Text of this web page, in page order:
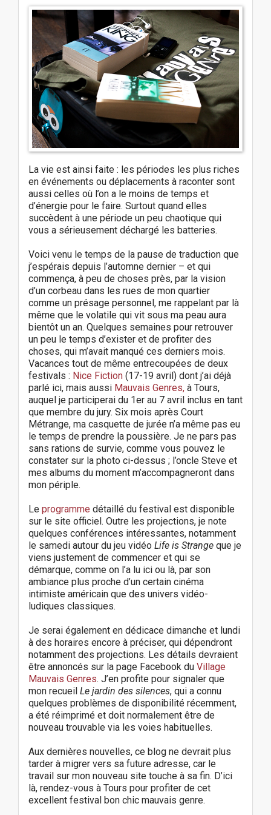
La vie est ainsi faite : les périodes les plus riches
en événements ou déplacements à raconter sont
aussi celles où l’on a le moins de temps et
d’énergie pour le faire. Surtout quand elles
succèdent à une période un peu chaotique qui
vous a sérieusement déchargé les batteries.
Voici venu le temps de la pause de traduction que
j’espérais depuis l’automne dernier – et qui
commença, à peu de choses près, par la vision
d’un corbeau dans les rues de mon quartier
comme un présage personnel, me rappelant par là
même que le volatile qui vit sous ma peau aura
bientôt un an. Quelques semaines pour retrouver
un peu le temps d’exister et de profiter des
choses, qui m’avait manqué ces derniers mois.
Vacances tout de même entrecoupées de deux
festivals : Nice Fiction (17-19 avril) dont j’ai déjà
parlé ici, mais aussi Mauvais Genres, à Tours,
auquel je participerai du 1er au 7 avril inclus en tant
que membre du jury. Six mois après Court
Métrange, ma casquette de jurée n’a même pas eu
le temps de prendre la poussière. Je ne pars pas
sans rations de survie, comme vous pouvez le
constater sur la photo ci-dessus ; l’oncle Steve et
mes albums du moment m’accompagneront dans
mon périple.
Le programme détaillé du festival est disponible
sur le site officiel. Outre les projections, je note
quelques conférences intéressantes, notamment
le samedi autour du jeu vidéo Life is Strange que je
viens justement de commencer et qui se
démarque, comme on l’a lu ici ou là, par son
ambiance plus proche d’un certain cinéma
intimiste américain que des univers vidéo-
ludiques classiques.
Je serai également en dédicace dimanche et lundi
à des horaires encore à préciser, qui dépendront
notamment des projections. Les détails devraient
être annoncés sur la page Facebook du Village
Mauvais Genres. J’en profite pour signaler que
mon recueil Le jardin des silences, qui a connu
quelques problèmes de disponibilité récemment,
a été réimprimé et doit normalement être de
nouveau trouvable via les voies habituelles.
Aux dernières nouvelles, ce blog ne devrait plus
tarder à migrer vers sa future adresse, car le
travail sur mon nouveau site touche à sa fin. D’ici
là, rendez-vous à Tours pour profiter de cet
excellent festival bon chic mauvais genre.